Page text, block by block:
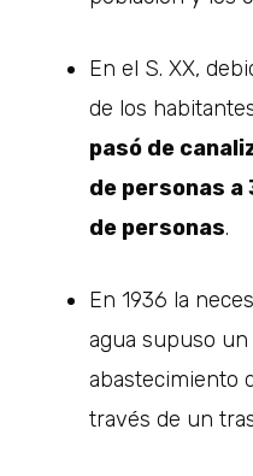
En el S. XX,
de los
pasó de
de personas a
de personas.
En 1936 la
agua supuso
abastecimiento
través de un